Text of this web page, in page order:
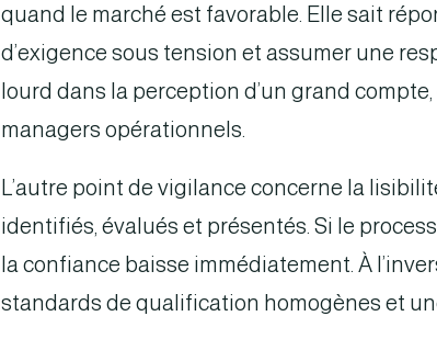
quand le marché est favorable. Elle sait
d’exigence sous tension et assumer une
lourd dans la perception d’un grand
managers opérationnels.
L’autre point de vigilance concerne la
identifiés, évalués et présentés. Si le
la confiance baisse immédiatement. À
standards de qualification homogènes et